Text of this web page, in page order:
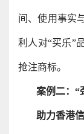
间、使用事实
利人对“买乐”
抢注商标。
案例二：“
助力香港